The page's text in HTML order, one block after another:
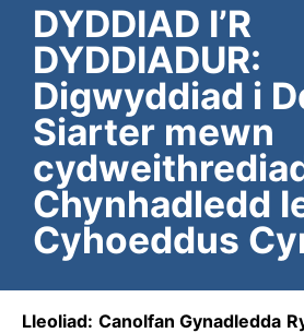
DYDDIAD I’R
DYDDIADUR:
Digwyddiad i
Siarter mewn
Chynhadledd
Cyhoeddus
Lleoliad: Canolfan Gynadledda